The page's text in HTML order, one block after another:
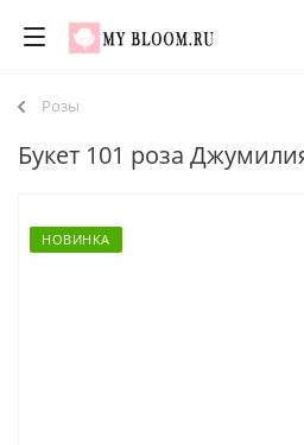
Розы
Букет 101 роза
НОВИНКА